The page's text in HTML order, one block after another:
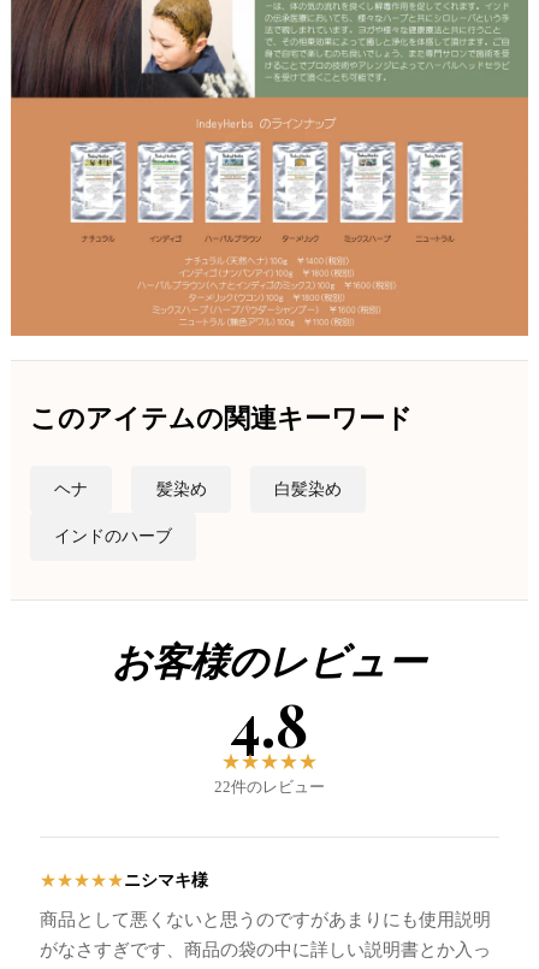
このアイテムの関連キーワード
ヘナ 髪染め 白髪染め
インドのハーブ
お客様のレビュー
4.8
★★★★★
22件のレビュー
★★★★★ニシマキ様
商品として悪くないと思うのですがあまりにも使用説明
がなさすぎです、商品の袋の中に詳しい説明書とか入っ